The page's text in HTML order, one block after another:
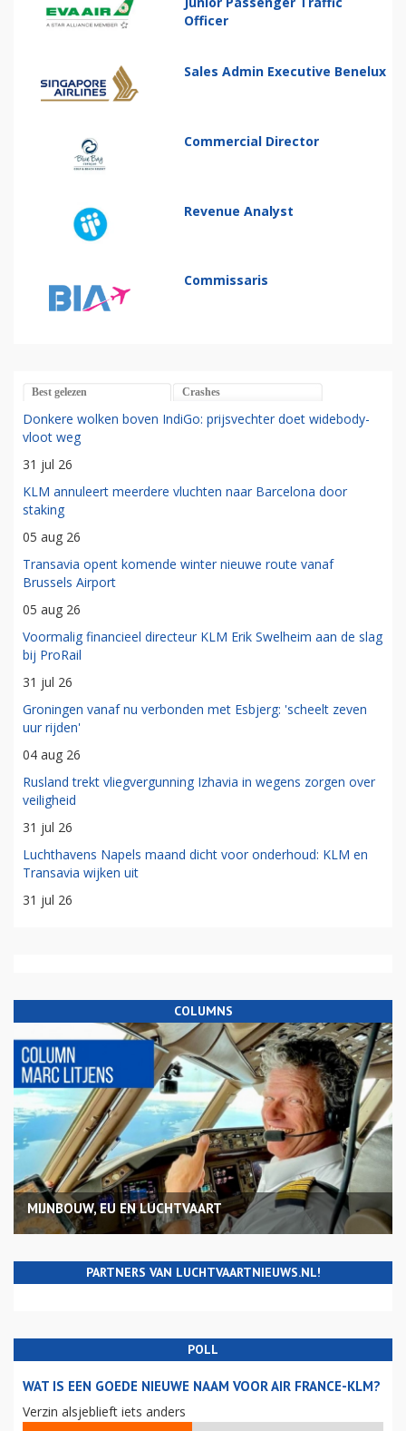
Officer
Sales Admin Executive Benelux
Commercial Director
Revenue Analyst
Commissaris
Best gelezen Crashes
Donkere wolken boven IndiGo: prijsvechter doet widebody-
vloot weg
31 jul 26
KLM annuleert meerdere vluchten naar Barcelona door
staking
05 aug 26
Transavia opent komende winter nieuwe route vanaf
Brussels Airport
05 aug 26
Voormalig financieel directeur KLM Erik Swelheim aan de slag
bij ProRail
31 jul 26
Groningen vanaf nu verbonden met Esbjerg: 'scheelt zeven
uur rijden'
04 aug 26
Rusland trekt vliegvergunning Izhavia in wegens zorgen over
veiligheid
31 jul 26
Luchthavens Napels maand dicht voor onderhoud: KLM en
Transavia wijken uit
31 jul 26
COLUMNS
MIJNBOUW, EU EN LUCHTVAART
PARTNERS VAN LUCHTVAARTNIEUWS.NL!
POLL
WAT IS EEN GOEDE NIEUWE NAAM VOOR AIR FRANCE-KLM?
Verzin alsjeblieft iets anders